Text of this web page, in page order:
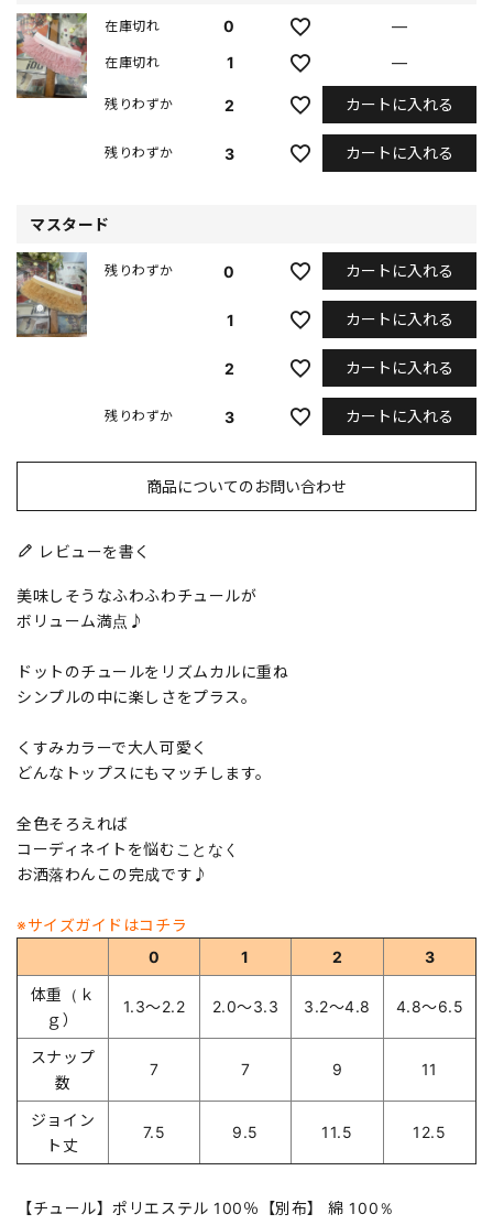
0
在庫切れ
—
1
在庫切れ —
2
残りわずか カートに入れる
3
残りわずか カートに入れる
マスタード
0
残りわずか カートに入れる
1 カートに入れる
2 カートに入れる
3
残りわずか カートに入れる
商品についてのお問い合わせ
レビューを書く
美味しそうなふわふわチュールが
ボリューム満点♪
ドットのチュールをリズムカルに重ね
シンプルの中に楽しさをプラス。
くすみカラーで大人可愛く
どんなトップスにもマッチします。
全色そろえれば
コーディネイトを悩むことなく
お洒落わんこの完成です♪
※サイズガイドはコチラ
0
1 2
3
体重（ｋ
ｇ）
1.3～2.2 2.0～3.3 3.2～4.8 4.8～6.5
スナップ
数
7 7 9 11
ジョイン
ト丈
7.5 9.5 11.5 12.5
【チュール】ポリエステル 100％【別布】 綿 100％